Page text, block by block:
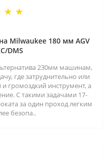
Milwaukee 180 мм AGV
DMS
230мм машинам,
где затруднительно или
громоздкий инструмент, а
С такими задачами 17-
за один проход легким
безопа..